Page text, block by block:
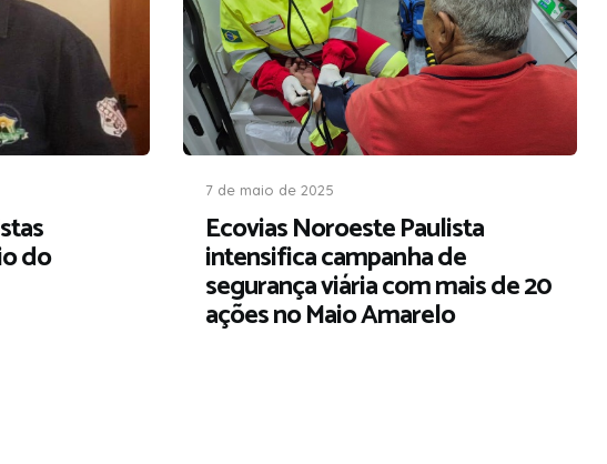
do
7 de maio de 2025
Ecovias Noroeste Paulista
intensifica campanha de
segurança viária com mais de 20
ações no Maio Amarelo